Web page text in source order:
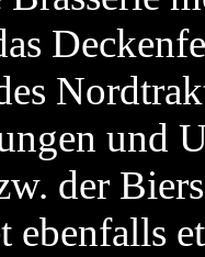
und
der
ebenfalls